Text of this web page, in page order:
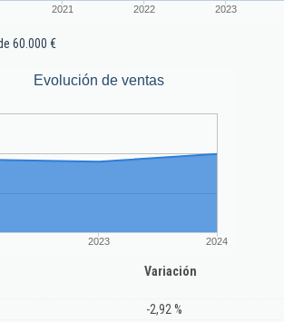
2021 2022 2023
60.000 €
Evolución de ventas
2023 2024
Variación
-2,92 %